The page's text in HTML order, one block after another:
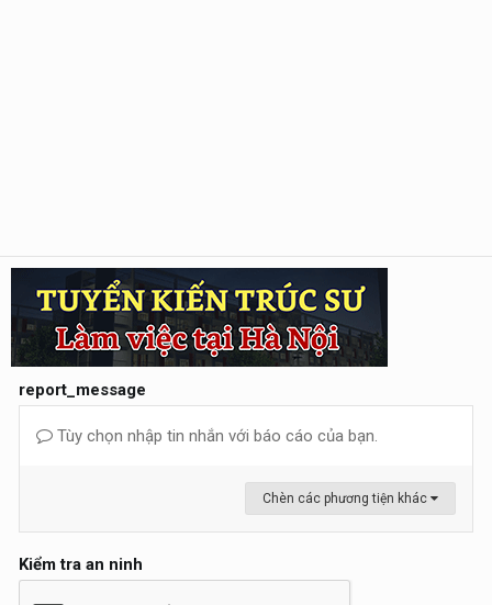
report_message
Tùy chọn nhập tin nhắn với báo cáo của bạn.
Chèn các phương tiện khác
Kiểm tra an ninh